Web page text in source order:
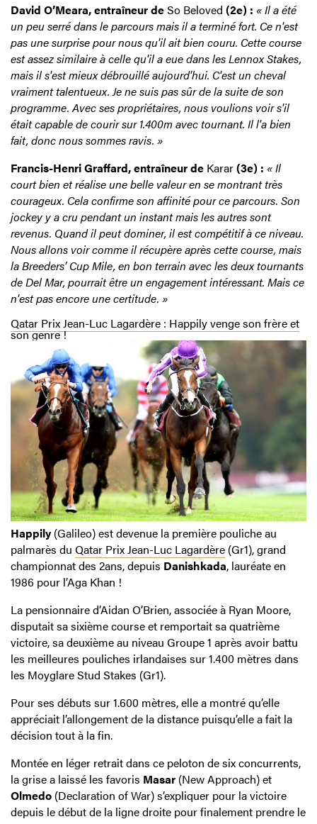
David O’Meara, entraîneur deSo Beloved (2e) : « Il a été
un peu serré dans le parcours mais il a terminé fort. Ce n'est
pas une surprise pour nous qu'il ait bien couru. Cette course
est assez similaire à celle qu'il a eue dans les Lennox Stakes,
mais il s'est mieux débrouillé aujourd'hui. C'est un cheval
vraiment talentueux. Je ne suis pas sûr de la suite de son
programme. Avec ses propriétaires, nous voulions voir s'il
était capable de courir sur 1.400m avec tournant. Il l'a bien
fait, donc nous sommes ravis. »
Francis-Henri Graffard, entraîneur de Karar(3e) : « Il
court bien et réalise une belle valeur en se montrant très
courageux. Cela confirme son affinité pour ce parcours. Son
jockey y a cru pendant un instant mais les autres sont
revenus. Quand il peut dominer, il est compétitif à ce niveau.
Nous allons voir comme il récupère après cette course, mais
la Breeders’ Cup Mile, en bon terrain avec les deux tournants
de Del Mar, pourrait être un engagement intéressant. Mais ce
n'est pas encore une certitude. »
Qatar Prix Jean-Luc Lagardère : Happily venge son frère et
son genre !
Happily (Galileo) est devenue la première pouliche au
palmarès du Qatar Prix Jean-Luc Lagardère (Gr1), grand
championnat des 2ans, depuis Danishkada, lauréate en
1986 pour l’Aga Khan !
La pensionnaire d’Aidan O’Brien, associée à Ryan Moore,
disputait sa sixième course et remportait sa quatrième
victoire, sa deuxième au niveau Groupe 1 après avoir battu
les meilleures pouliches irlandaises sur 1.400 mètres dans
les Moyglare Stud Stakes (Gr1).
Pour ses débuts sur 1.600 mètres, elle a montré qu’elle
appréciait l’allongement de la distance puisqu’elle a fait la
décision tout à la fin.
Montée en léger retrait dans ce peloton de six concurrents,
la grise a laissé les favoris Masar (New Approach) et
Olmedo (Declaration of War) s’expliquer pour la victoire
depuis le début de la ligne droite pour finalement prendre le